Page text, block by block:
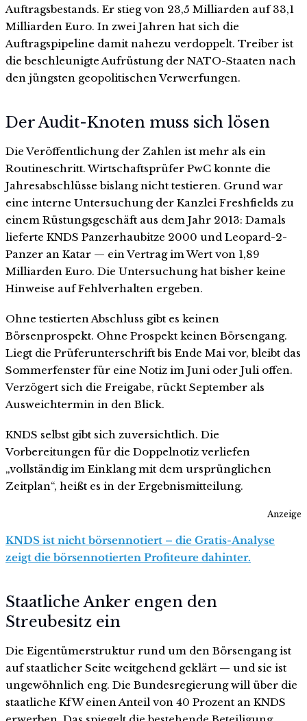
Auftragsbestands. Er stieg von 23,5 Milliarden auf 33,1
Milliarden Euro. In zwei Jahren hat sich die
Auftragspipeline damit nahezu verdoppelt. Treiber ist
die beschleunigte Aufrüstung der NATO-Staaten nach
den jüngsten geopolitischen Verwerfungen.
Der Audit-Knoten muss sich lösen
Die Veröffentlichung der Zahlen ist mehr als ein
Routineschritt. Wirtschaftsprüfer PwC konnte die
Jahresabschlüsse bislang nicht testieren. Grund war
eine interne Untersuchung der Kanzlei Freshfields zu
einem Rüstungsgeschäft aus dem Jahr 2013: Damals
lieferte KNDS Panzerhaubitze 2000 und Leopard-2-
Panzer an Katar — ein Vertrag im Wert von 1,89
Milliarden Euro. Die Untersuchung hat bisher keine
Hinweise auf Fehlverhalten ergeben.
Ohne testierten Abschluss gibt es keinen
Börsenprospekt. Ohne Prospekt keinen Börsengang.
Liegt die Prüferunterschrift bis Ende Mai vor, bleibt das
Sommerfenster für eine Notiz im Juni oder Juli offen.
Verzögert sich die Freigabe, rückt September als
Ausweichtermin in den Blick.
KNDS selbst gibt sich zuversichtlich. Die
Vorbereitungen für die Doppelnotiz verliefen
„vollständig im Einklang mit dem ursprünglichen
Zeitplan“, heißt es in der Ergebnismitteilung.
Anzeige
KNDS ist nicht börsennotiert – die Gratis-Analyse
zeigt die börsennotierten Profiteure dahinter.
Staatliche Anker engen den
Streubesitz ein
Die Eigentümerstruktur rund um den Börsengang ist
auf staatlicher Seite weitgehend geklärt — und sie ist
ungewöhnlich eng. Die Bundesregierung will über die
staatliche KfW einen Anteil von 40 Prozent an KNDS